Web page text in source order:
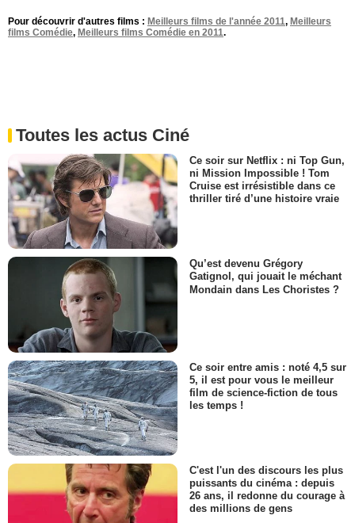
Pour découvrir d'autres films : Meilleurs films de l'année 2011, Meilleurs
films Comédie, Meilleurs films Comédie en 2011.
Toutes les actus Ciné
Ce soir sur Netflix : ni Top Gun,
ni Mission Impossible ! Tom
Cruise est irrésistible dans ce
thriller tiré d’une histoire vraie
Qu’est devenu Grégory
Gatignol, qui jouait le méchant
Mondain dans Les Choristes ?
Ce soir entre amis : noté 4,5 sur
5, il est pour vous le meilleur
film de science-fiction de tous
les temps !
C'est l'un des discours les plus
puissants du cinéma : depuis
26 ans, il redonne du courage à
des millions de gens